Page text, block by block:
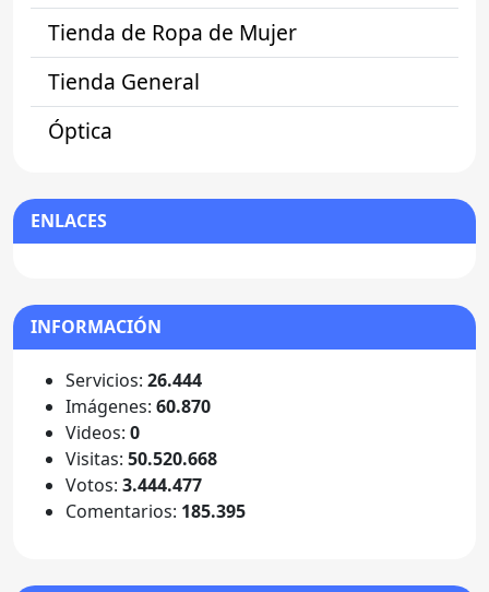
Tienda de Ropa de Mujer
Tienda General
Óptica
ENLACES
INFORMACIÓN
Servicios: 26.444
Imágenes: 60.870
Videos: 0
Visitas: 50.520.668
Votos: 3.444.477
Comentarios: 185.395